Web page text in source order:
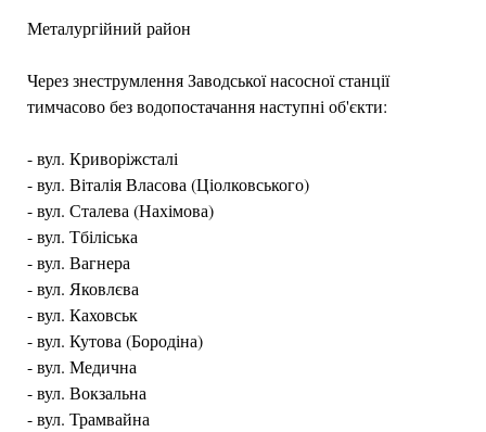
Металургійний район
Через знеструмлення Заводської насосної станції
тимчасово без водопостачання наступні об'єкти:
- вул. Криворіжсталі
- вул. Віталія Власова (Ціолковського)
- вул. Сталева (Нахімова)
- вул. Тбіліська
- вул. Вагнера
- вул. Яковлєва
- вул. Каховськ
- вул. Кутова (Бородіна)
- вул. Медична
- вул. Вокзальна
- вул. Трамвайна